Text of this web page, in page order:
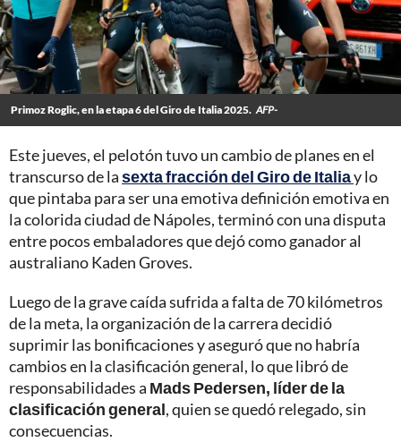
Primoz Roglic, en la etapa 6 del Giro de Italia 2025. AFP-
Este jueves, el pelotón tuvo un cambio de planes en el
transcurso de lasexta fracción del Giro de Italiay lo
que pintaba para ser una emotiva definición emotiva en
la colorida ciudad de Nápoles, terminó con una disputa
entre pocos embaladores que dejó como ganador al
australiano Kaden Groves.
Luego de la grave caída sufrida a falta de 70 kilómetros
de la meta, la organización de la carrera decidió
suprimir las bonificaciones y aseguró que no habría
cambios en la clasificación general, lo que libró de
responsabilidades a Mads Pedersen, líder de la
clasificación general, quien se quedó relegado, sin
consecuencias.